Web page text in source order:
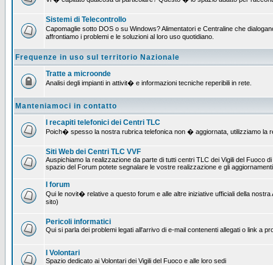
Sistemi di Telecontrollo
Capomaglie sotto DOS o su Windows? Alimentatori e Centraline che
affrontiamo i problemi e le soluzioni al loro uso quotidiano.
Frequenze in uso sul territorio Nazionale
Tratte a microonde
Analisi degli impianti in attivit� e informazioni tecniche reperibili in rete.
Manteniamoci in contatto
I recapiti telefonici dei Centri TLC
Poich� spesso la nostra rubrica telefonica non � aggiornata, utilizziamo la
Siti Web dei Centri TLC VVF
Auspichiamo la realizzazione da parte di tutti centri TLC dei Vigili del Fuoco
spazio del Forum potete segnalare le vostre realizzazione e gli
I forum
Qui le novit� relative a questo forum e alle altre iniziative ufficiali della
sito)
Pericoli informatici
Qui si parla dei problemi legati all'arrivo di e-mail contenenti allegati o link a
I Volontari
Spazio dedicato ai Volontari dei Vigili del Fuoco e alle loro sedi